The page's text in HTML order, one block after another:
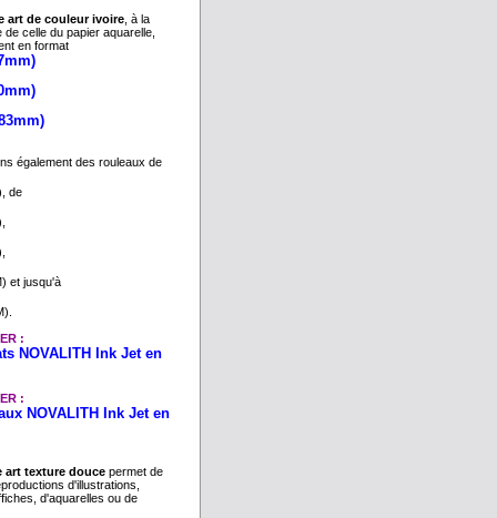
art de couleur ivoire , à la
celle du papier aquarelle,
en format
également des rouleaux de
de
et jusqu'à
:
NOVALITH Ink Jet en
:
NOVALITH Ink Jet en
art texture douce permet de
d'illustrations,
d'aquarelles ou de